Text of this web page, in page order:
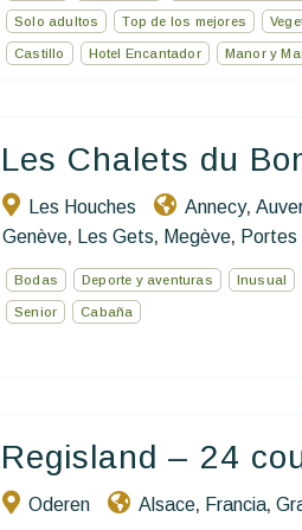
Solo adultos Top de los mejores
Castillo Hotel Encantador Manor y
Les Chalets du
Les Houches Annecy,
Genève, Les Gets, Megève, Portes
Bodas Deporte y aventuras Inusual
Senior Cabaña
Regisland – 24
Oderen Alsace, Francia,